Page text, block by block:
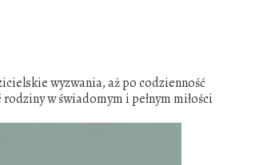
wyzwania, aż po codzienność
w świadomym i pełnym miłości